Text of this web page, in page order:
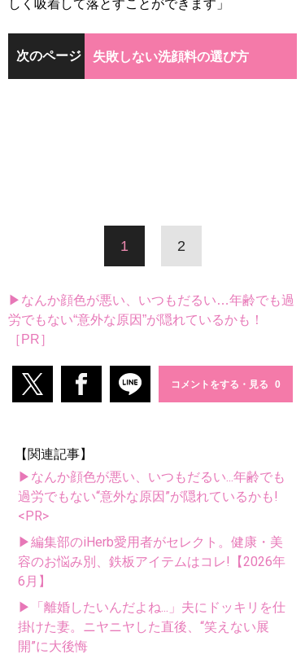
しく吸着して落とすことができます」
次のページ 失敗しない洗顔料の選び方
1 2
▶なんか顔色が悪い、いつもだるい…年齢でも過
労でもない“意外な原因”が隠れているかも！
［PR］
コメントをする・見る
【関連記事】
▶なんか顔色が悪い、いつもだるい...年齢でも
過労でもない“意外な原因”が隠れているかも!
<PR>
▶編集部のiHerb愛用者がセレクト。健康・美
容のお悩み別、鉄板アイテムはコレ!【2026年
6月】
▶「離婚したいんだよね...」夫にドッキリを仕
掛けた妻。ニヤニヤした直後、“笑えない展
開”に大後悔